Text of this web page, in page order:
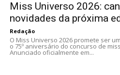
Miss Universo 2026:
novidades da próxima
Redação
O Miss Universo 2026 promete ser
o 75º aniversário do concurso de
Anunciado oficialmente em...